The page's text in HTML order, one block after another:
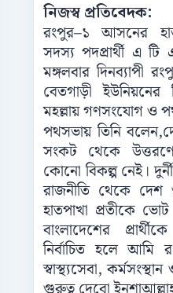
নিজস্ব প্রতিবেদক:
রংপুর–১ আসনের
সদস্য পদপ্রার্থী এ
মঙ্গলবার দিনব্যাপী
বেতগাড়ী ইউনিয়নের
মহল্লায় গণসংযোগ ও
পথসভায় তিনি
সংকট থেকে
কোনো বিকল্প নেই।
রাজনীতি থেকে
হাতপাখা প্রতীকে
বাংলাদেশের
নির্বাচিত হলে আমি
স্বাস্থ্যসেবা,